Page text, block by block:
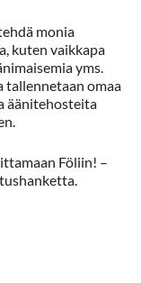
monia
kuten vaikkapa
yms.
tallennetaan omaa
äänitehosteita
Föliin! –